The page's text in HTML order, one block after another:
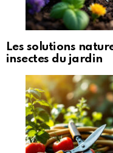
Les solutions
insectes du jardin